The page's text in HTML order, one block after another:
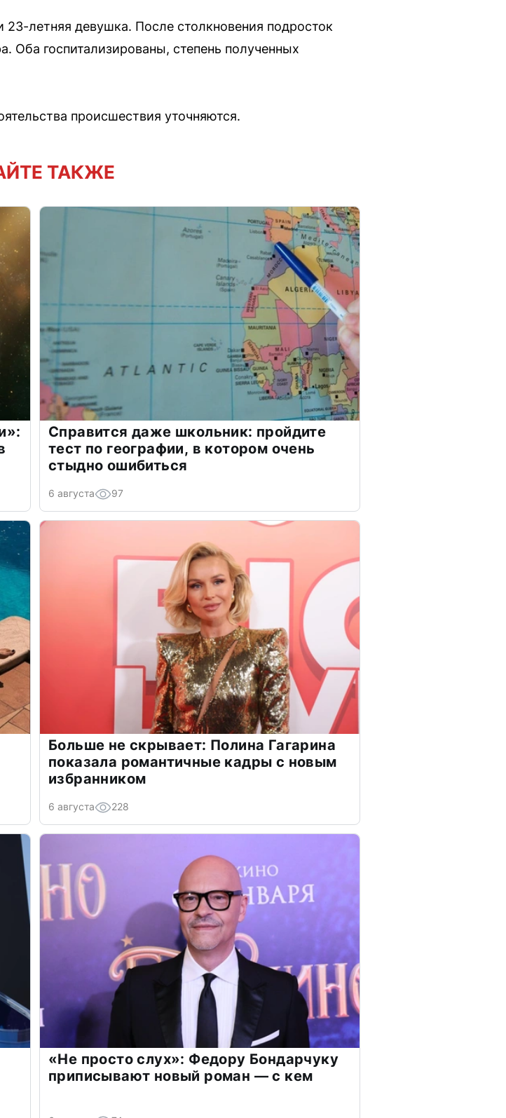
летняя девушка. После столкновения подросток
Оба госпитализированы, степень полученных
происшествия уточняются.
ТАКЖЕ
Справится даже школьник: пройдите
тест по географии, в котором очень
стыдно ошибиться
6 августа 97
Больше не скрывает: Полина Гагарина
показала романтичные кадры с новым
избранником
6 августа 228
«Не просто слух»: Федору Бондарчуку
приписывают новый роман — с кем